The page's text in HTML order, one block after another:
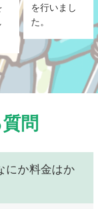
を行いまし
た。
問
にか料金はか